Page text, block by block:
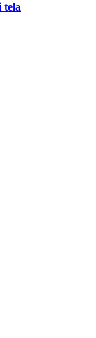
tela